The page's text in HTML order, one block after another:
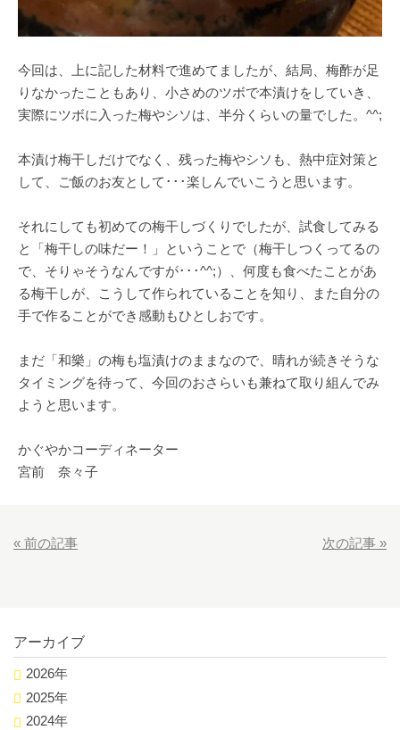
今回は、上に記した材料で進めてましたが、結局、梅酢が足
りなかったこともあり、小さめのツボで本漬けをしていき、
実際にツボに入った梅やシソは、半分くらいの量でした。^^;
本漬け梅干しだけでなく、残った梅やシソも、熱中症対策と
して、ご飯のお友として･･･楽しんでいこうと思います。
それにしても初めての梅干しづくりでしたが、試食してみる
と「梅干しの味だー！」ということで（梅干しつくってるの
で、そりゃそうなんですが･･･^^;）、何度も食べたことがあ
る梅干しが、こうして作られていることを知り、また自分の
手で作ることができ感動もひとしおです。
まだ「和樂」の梅も塩漬けのままなので、晴れが続きそうな
タイミングを待って、今回のおさらいも兼ねて取り組んでみ
ようと思います。
かぐやかコーディネーター
宮前 奈々子
« 前の記事 次の記事 »
アーカイブ
2026年
2025年
2024年